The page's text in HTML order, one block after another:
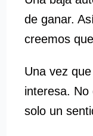
de ganar.
creemos
Una vez
interesa. No
solo un